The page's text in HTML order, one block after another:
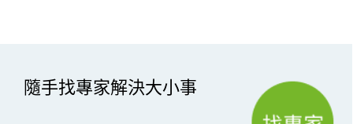
隨手找專家解決大小事